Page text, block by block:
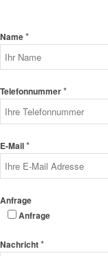
Name*
Telefonnummer*
E-Mail*
Anfrage
Anfrage
Nachricht*